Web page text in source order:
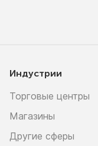
Индустрии
Торговые центры
Магазины
Другие сферы